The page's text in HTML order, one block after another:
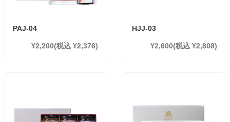
PAJ-04
¥2,200(税込 ¥2,376)
HJJ-03
¥2,600(税込 ¥2,808)